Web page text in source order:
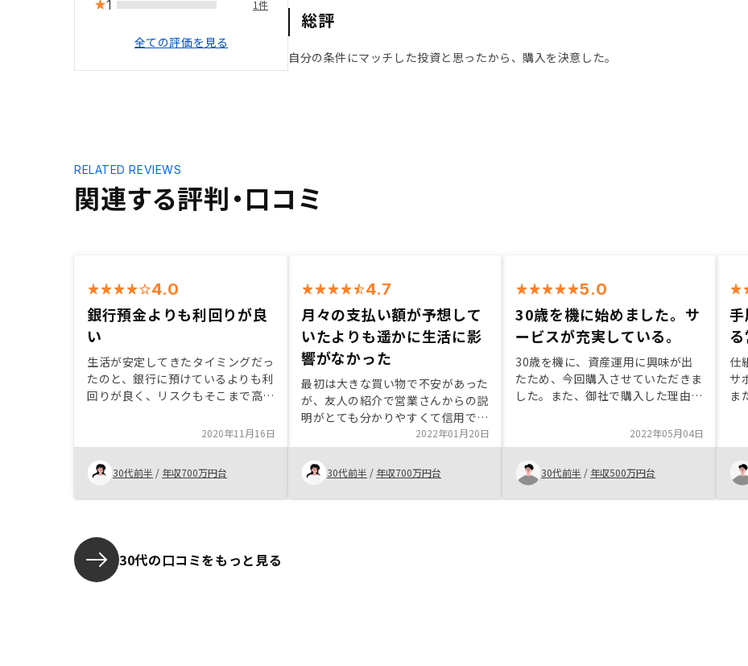
1 1件
全ての評価を見る
総評
自分の条件にマッチした投資と思ったから、購入を決意した。
関連する評判・口コミ
RELATED REVIEWS
4.0
銀行預金よりも利回りが良
い
生活が安定してきたタイミングだっ
たのと、銀行に預けているよりも利
回りが良く、リスクもそこまで高く
2020年11月16日
30代前半 / 年収700万円台
4.7
月々の支払い額が予想して
いたよりも遥かに生活に影
響がなかった
最初は大きな買い物で不安があった
が、友人の紹介で営業さんからの説
明がとても分かりやすくて信用でき
ると思った 月々の支払い額が予想
していたよりも遥かに生活に影響が
なかったこと 担当営業さんは質問
に対して全てスムーズに解決してく
れてとてもよかったです
2022年01月20日
30代前半 / 年収700万円台
5.0
30歳を機に始めました。サ
ービスが充実している。
30歳を機に、資産運用に興味が出
たため、今回購入させていただきま
した。また、御社で購入した理由は
頼ができたため。GAテクノロジー
の手数料も安いため、始めやすかっ
たためです。
2022年05月04日
30代前半 / 年収500万円台
仕
サ
ま
か
に
い
30代の口コミをもっと見る